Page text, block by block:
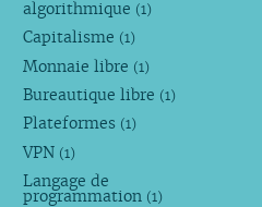
algorithmique (1)
Capitalisme (1)
Monnaie libre (1)
Bureautique libre (1)
Plateformes (1)
VPN (1)
Langage de
programmation (1)